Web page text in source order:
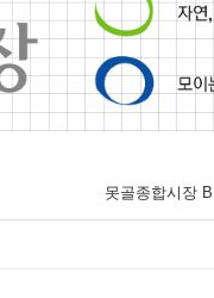
못골종합시장 BI